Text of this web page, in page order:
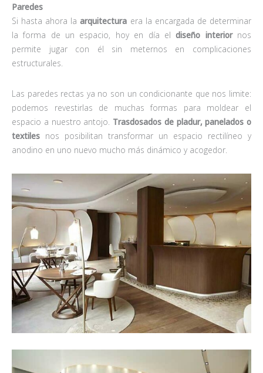
Paredes
Si hasta ahora la arquitectura era la encargada de determinar
la forma de un espacio, hoy en día eldiseño interiornos
permite jugar con él sin meternos en complicaciones
estructurales.
Las paredes rectas ya no son un condicionante que nos limite:
podemos revestirlas de muchas formas para moldear el
espacio a nuestro antojo. Trasdosados de pladur, panelados o
textiles nos posibilitan transformar un espacio rectilíneo y
anodino en uno nuevo mucho más dinámico y acogedor.